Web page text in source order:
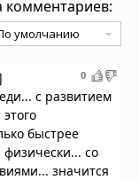
комментариев:
0
с развитием
быстрее
физически... со
значится